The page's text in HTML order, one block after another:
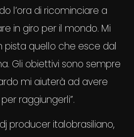
l’ora di ricominciare a
in giro per il mondo. Mi
pista quello che esce dal
Gli obiettivi sono sempre
mi aiuterà ad avere
raggiungerli”.
producer italobrasiliano,